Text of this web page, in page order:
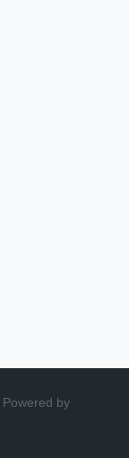
Powered by